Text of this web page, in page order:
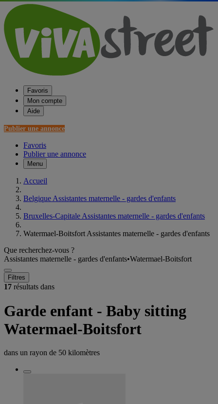
Favoris
Mon compte
Aide
Publier une annonce
Favoris
Publier une annonce
Menu
Accueil
Belgique Assistantes maternelle - gardes d'enfants
Bruxelles-Capitale Assistantes maternelle - gardes d'enfants
Watermael-Boitsfort Assistantes maternelle - gardes d'enfants
Que recherchez-vous ?
Assistantes maternelle - gardes d'enfants•Watermael-Boitsfort
Filtres
17 résultats dans
Garde enfant - Baby sitting
Watermael-Boitsfort
dans un rayon de 50 kilomètres